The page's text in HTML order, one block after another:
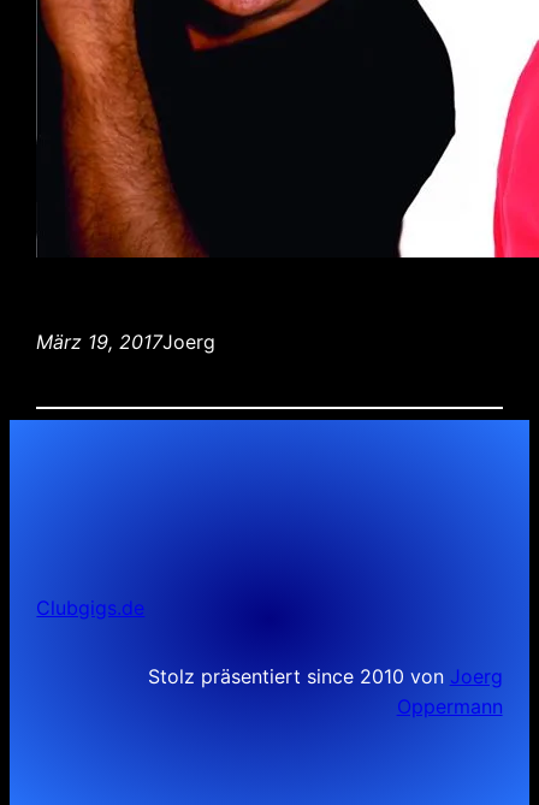
März 19, 2017Joerg
Clubgigs.de
Stolz präsentiert since 2010 von Joerg
Oppermann